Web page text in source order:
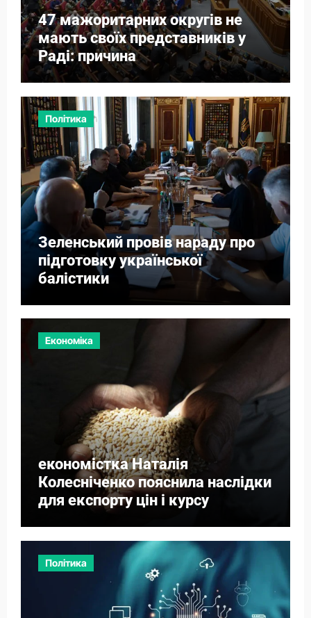
47 мажоритарних округів не
мають своїх представників у
Раді: причина
Політика
Зеленський провів нараду про
підготовку української
балістики
Економіка
економістка Наталія
Колесніченко пояснила наслідки
для експорту цін і курсу
Політика